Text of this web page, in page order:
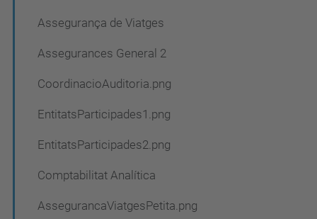
Assegurança de Viatges
Assegurances General 2
CoordinacioAuditoria.png
EntitatsParticipades1.png
EntitatsParticipades2.png
Comptabilitat Analítica
AssegurancaViatgesPetita.png